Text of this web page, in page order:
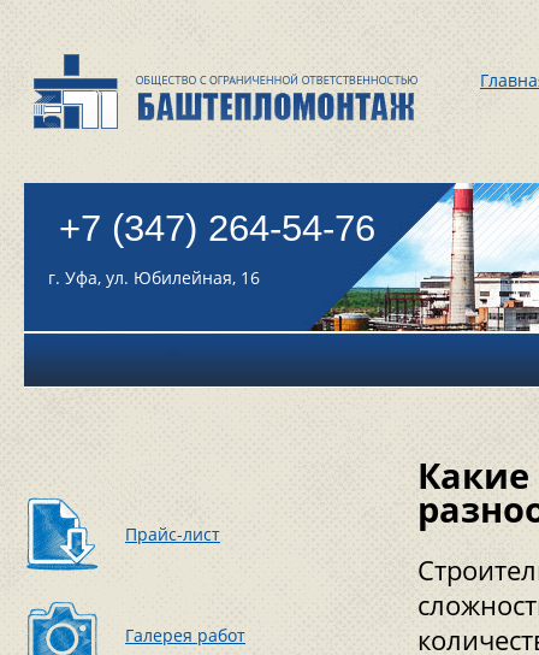
+7 (347) 264-54-76
г. Уфа, ул. Юбилейная, 16
Прайс-лист
Галерея работ